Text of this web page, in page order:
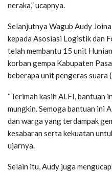
neraka,” ucapnya.
Selanjutnya Wagub Audy
kepada Asosiasi Logistik dan
telah membantu 15 unit
korban gempa Kabupaten
beberapa unit pengeras suara
“Terimah kasih ALFI, bantuan
mungkin. Semoga bantuan ini
dan warga yang terdampak
kesabaran serta kekuatan
ujarnya.
Selain itu, Audy juga